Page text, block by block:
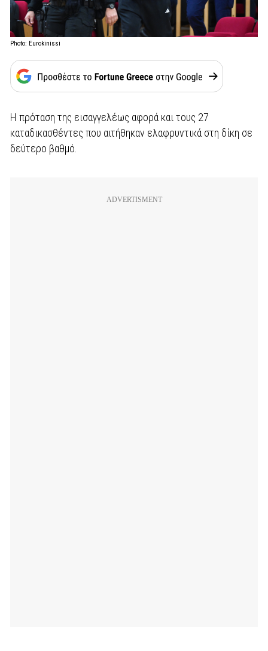
Photo: Eurokinissi
Η πρόταση της εισαγγελέως αφορά και τους 27
καταδικασθέντες που αιτήθηκαν ελαφρυντικά στη δίκη σε
δεύτερο βαθμό.